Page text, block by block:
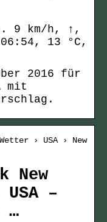
9 km/h, ↑,
13 °C,
2016 für
mit
› USA › New
New
–
…